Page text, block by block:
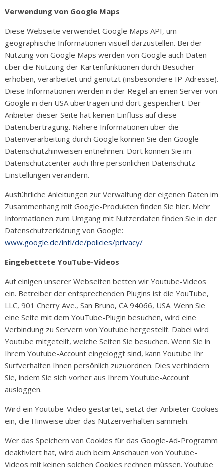
Verwendung von Google Maps
Diese Webseite verwendet Google Maps API, um
geographische Informationen visuell darzustellen. Bei der
Nutzung von Google Maps werden von Google auch Daten
über die Nutzung der Kartenfunktionen durch Besucher
erhoben, verarbeitet und genutzt (insbesondere IP-Adresse).
Diese Informationen werden in der Regel an einen Server von
Google in den USA übertragen und dort gespeichert. Der
Anbieter dieser Seite hat keinen Einfluss auf diese
Datenübertragung. Nähere Informationen über die
Datenverarbeitung durch Google können Sie den Google-
Datenschutzhinweisen entnehmen. Dort können Sie im
Datenschutzcenter auch Ihre persönlichen Datenschutz-
Einstellungen verändern.
Ausführliche Anleitungen zur Verwaltung der eigenen Daten im
Zusammenhang mit Google-Produkten finden Sie hier. Mehr
Informationen zum Umgang mit Nutzerdaten finden Sie in der
Datenschutzerklärung von Google:
www.google.de/intl/de/policies/privacy/
Eingebettete YouTube-Videos
Auf einigen unserer Webseiten betten wir Youtube-Videos
ein. Betreiber der entsprechenden Plugins ist die YouTube,
LLC, 901 Cherry Ave., San Bruno, CA 94066, USA. Wenn Sie
eine Seite mit dem YouTube-Plugin besuchen, wird eine
Verbindung zu Servern von Youtube hergestellt. Dabei wird
Youtube mitgeteilt, welche Seiten Sie besuchen. Wenn Sie in
Ihrem Youtube-Account eingeloggt sind, kann Youtube Ihr
Surfverhalten Ihnen persönlich zuzuordnen. Dies verhindern
Sie, indem Sie sich vorher aus Ihrem Youtube-Account
ausloggen.
Wird ein Youtube-Video gestartet, setzt der Anbieter Cookies
ein, die Hinweise über das Nutzerverhalten sammeln.
Wer das Speichern von Cookies für das Google-Ad-Programm
deaktiviert hat, wird auch beim Anschauen von Youtube-
Videos mit keinen solchen Cookies rechnen müssen. Youtube